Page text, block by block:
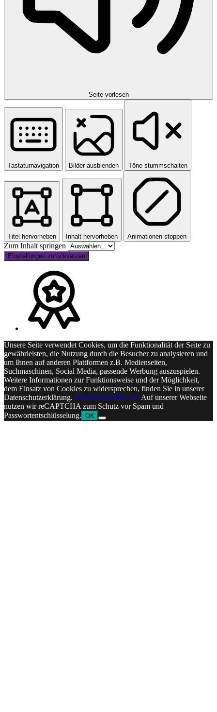
Seite vorlesen
Tastaturnavigation Bilder ausblenden Töne stummschalten
Titel hervorheben Inhalt hervorheben Animationen stoppen
Zum Inhalt springen
Einstellungen zurücksetzen
Unsere Seite verwendet Cookies, um die Funktionalität der Seite zu
gewährleisten, die Nutzung durch die Besucher zu analysieren und
um Ihnen auf anderen Plattformen z.B. Medienseiten,
Suchmaschinen, Social Media, passende Werbung auszuspielen.
Weitere Informationen zur Funktionsweise und der Möglichkeit,
dem Einsatz von Cookies zu widersprechen, finden Sie in unserer
Datenschutzerklärung. DatenschutzhinweiseAuf unserer Webseite
nutzen wir reCAPTCHA zum Schutz vor Spam und
Passwortentschlüsselung. OK